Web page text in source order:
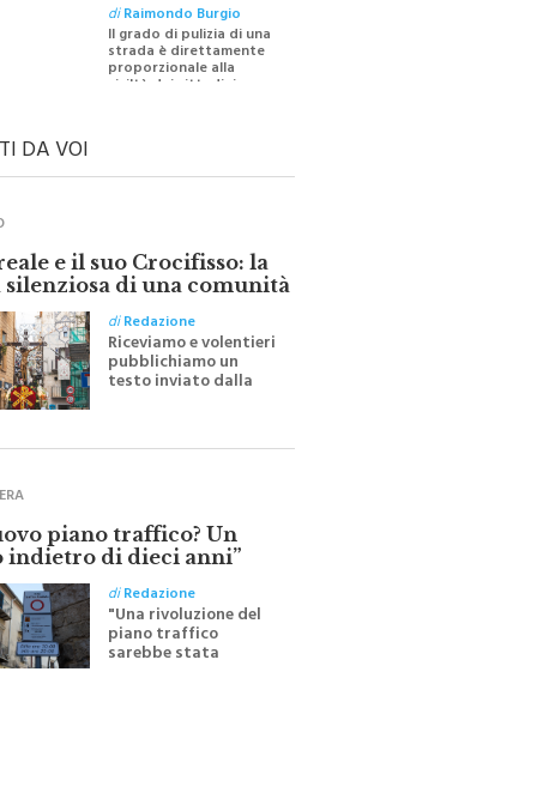
diRaimondo Burgio
Il grado di pulizia di una
strada è direttamente
proporzionale alla
DA VOI
e il suo Crocifisso: la
silenziosa di una comunità
diRedazione
Riceviamo e volentieri
pubblichiamo un
testo inviato dalla
all'indomani della
piano traffico? Un
indietro di dieci anni”
diRedazione
"Una rivoluzione del
piano traffico
sarebbe stata